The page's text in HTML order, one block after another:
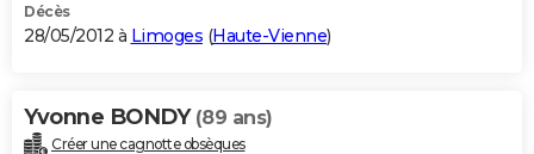
Décès
28/05/2012 à Limoges (Haute-Vienne)
Yvonne BONDY (89 ans)
Créer une cagnotte obsèques